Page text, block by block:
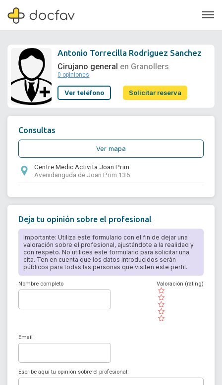
Soporte
Antonio Torrecilla Rodriguez Sanchez
Cirujano general en Granollers
0 opiniones
Ver teléfono Solicitar reserva
Consultas
Ver mapa
Centre Medic Activita Joan Prim
Avenidanguda de Joan Prim 136
Deja tu opinión sobre el profesional
Importante: Utiliza este formulario con el fin de dejar una
valoración sobre el profesional, ajustándote a la realidad y
con respeto. No utilices este formulario para solicitar una
cita. Ten en cuenta que los datos introducidos serán
públicos para todas las personas que visiten este perfil.
Nombre completo
( )
( )
( )
( )
( )
Valoración (rating)
Email
Escribe aquí tu opinión sobre el profesional: